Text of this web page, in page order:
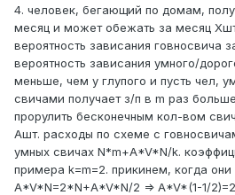
4. человек, бегающий по домам,
месяц и может обежать за месяц
вероятность зависания говносвича
вероятность зависания умного/
меньше, чем у глупого и пусть чел,
свичами получает з/п в m раз
прорулить бесконечным кол-вом
Aшт. расходы по схеме с
умных свичах N*m+A*V*N/k.
примера k=m=2. прикинем, когда они
A*V*N=2*N+A*V*N/2 => A*V*(1-1/2)=2